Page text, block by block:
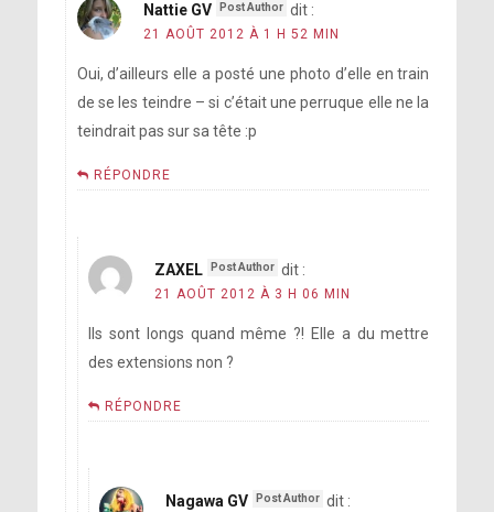
Nattie GV dit :
21 AOÛT 2012 À 1 H 52 MIN
Oui, d’ailleurs elle a posté une photo d’elle en train
de se les teindre – si c’était une perruque elle ne la
teindrait pas sur sa tête :p
RÉPONDRE
ZAXEL dit :
21 AOÛT 2012 À 3 H 06 MIN
Ils sont longs quand même ?! Elle a du mettre
des extensions non ?
RÉPONDRE
Nagawa GV dit :